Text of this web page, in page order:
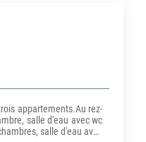
appartements.Au rez-
salle d'eau avec wc
salle d'eau avec